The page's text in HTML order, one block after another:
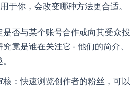
于你，会改变哪种方法更合适。
是否与某个账号合作或向其受众投
竟是谁在关注它 - 他们的简介、
核：快速浏览创作者的粉丝，可以